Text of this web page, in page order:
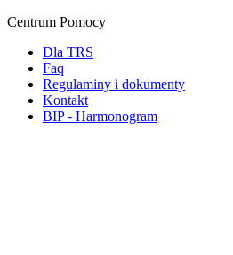
Centrum Pomocy
Dla TRS
Faq
Regulaminy i dokumenty
Kontakt
BIP - Harmonogram